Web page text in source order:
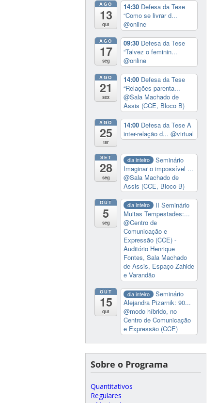
AGO
13
qui
14:30 Defesa da Tese
“Como se livrar d...
@online
AGO
17
seg
09:30 Defesa da Tese
“Talvez o feminin...
@online
AGO
21
sex
14:00 Defesa da Tese
“Relações parenta...
@Sala Machado de
Assis (CCE, Bloco B)
AGO
25
ter
14:00 Defesa da Tese A
inter-relação d...@virtual
SET
28
seg
dia inteiro
Seminário
Imaginar o impossível ...
@Sala Machado de
Assis (CCE, Bloco B)
OUT
5
seg
dia inteiro
II Seminário
Muitas Tempestades:...
@Centro de
Comunicação e
Expressão (CCE) -
Auditório Henrique
Fontes, Sala Machado
de Assis, Espaço Zahide
e Varandão
OUT
15
qui
dia inteiro
Seminário
Alejandra Pizarnik: 90...
@modo híbrido, no
Centro de Comunicação
e Expressão (CCE)
Sobre o Programa
Quantitativos
Regulares